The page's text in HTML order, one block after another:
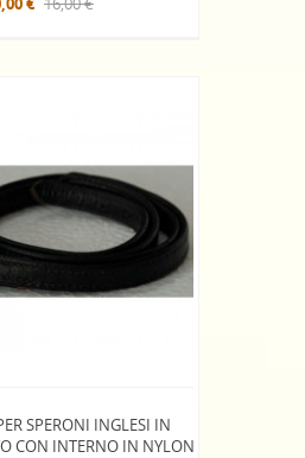
SPERONI INGLESI IN
CON INTERNO IN NYLON